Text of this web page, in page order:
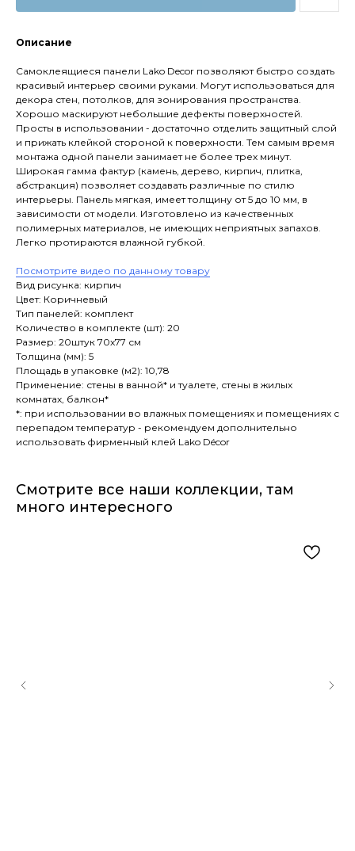
Описание
Самоклеящиеся панели Lako Decor позволяют быстро создать
красивый интерьер своими руками. Могут использоваться для
декора стен, потолков, для зонирования пространства.
Хорошо маскируют небольшие дефекты поверхностей.
Просты в использовании - достаточно отделить защитный слой
и прижать клейкой стороной к поверхности. Тем самым время
монтажа одной панели занимает не более трех минут.
Широкая гамма фактур (камень, дерево, кирпич, плитка,
абстракция) позволяет создавать различные по стилю
интерьеры. Панель мягкая, имеет толщину от 5 до 10 мм, в
зависимости от модели. Изготовлено из качественных
полимерных материалов, не имеющих неприятных запахов.
Легко протираются влажной губкой.
Посмотрите видео по данному товару
Вид рисунка: кирпич
Цвет: Коричневый
Тип панелей: комплект
Количество в комплекте (шт): 20
Размер: 20штук 70x77 см
Толщина (мм): 5
Площадь в упаковке (м2): 10,78
Применение: стены в ванной* и туалете, стены в жилых
комнатах, балкон*
*: при использовании во влажных помещениях и помещениях с
перепадом температур - рекомендуем дополнительно
использовать фирменный клей Lako Décor
Смотрите все наши коллекции, там
много интересного